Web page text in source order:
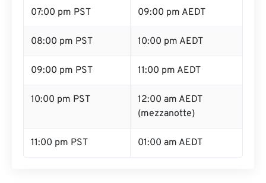
07:00 pm PST 09:00 pm AEDT
08:00 pm PST 10:00 pm AEDT
09:00 pm PST 11:00 pm AEDT
10:00 pm PST
12:00 am AEDT
(mezzanotte)
11:00 pm PST 01:00 am AEDT